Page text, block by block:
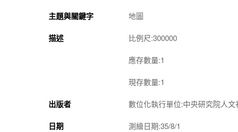
主題與關鍵字 地圖
描述 比例尺:300000
應存數量:1
現存數量:1
出版者 數位化執行單位:中央研究院人
日期 測繪日期:35/8/1